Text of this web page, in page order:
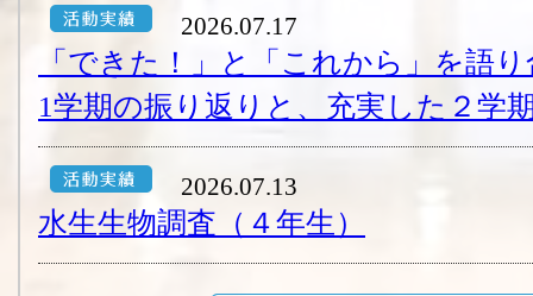
2026.07.17
「できた！」と「これから」を語
1学期の振り返りと、充実した２学
2026.07.13
水生生物調査（４年生）